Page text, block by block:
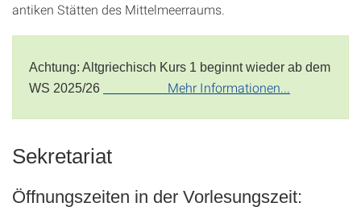
antiken Stätten des Mittelmeerraums.
Achtung: Altgriechisch Kurs 1 beginnt wieder ab dem
WS 2025/26
Mehr Informationen...
Sekretariat
Öffnungszeiten in der Vorlesungszeit: